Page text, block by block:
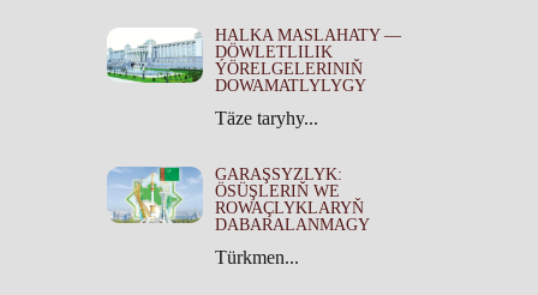
HALKA MASLAHATY —
DÖWLETLILIK
ÝÖRELGELERINIŇ
DOWAMATLYLYGY
Täze taryhy...
GARAŞSYZLYK:
ÖSÜŞLERIŇ WE
ROWAÇLYKLARYŇ
DABARALANMAGY
Türkmen...